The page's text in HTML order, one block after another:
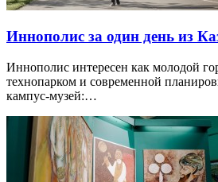
Иннополис за один день из
Иннополис интересен как молодой
технопарком и современной
кампус-музей:…